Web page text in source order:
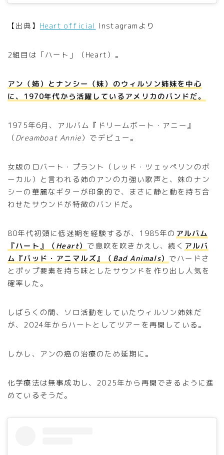
【出典】 Heart official Instagramより
2組目は「ハート」（Heart）。
アン（姉）とナンシー（妹）のウィルソン姉妹を中心
に、1970年代から活躍しているアメリカのバンドだ。
1975年6月、アルバム『ドリームボート・アニー』
（Dreamboat Annie）でデビュー。
女版のロバート・プラント（レッド・ツェッぺリンのボ
ーカル）と言われる姉のアンの力強い歌声と、妹のナン
シーの華麗なギターが印象的で、まさに静と動を持ち合
わせたサウンドが特徴のバンドだ。
80年代初頭に低迷期を経験するが、1985年の アルバム
『ハート』（Heart） で息吹を吹きかえし、続く アルバ
ム『バッド・アニマルズ』（ Bad Animals） でハードさ
とポップ要素を持ち味としたサウンドを作り出し人気を
確率した。
しばらくの間、ソロ活動をしていたウィルソン姉妹だ
が、2024年からハートとしてツアーを再開している。
しかし、アンの癌の治療のため延期に。
化学療法は無事成功し、2025年から再開できるように進
めているそうだ。